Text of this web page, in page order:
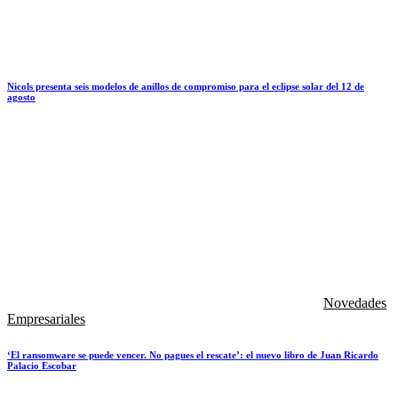
Nicols presenta seis modelos de anillos de compromiso para el eclipse solar del 12 de
agosto
Novedades
Empresariales
‘El ransomware se puede vencer. No pagues el rescate’: el nuevo libro de Juan Ricardo
Palacio Escobar